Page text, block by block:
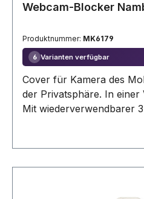
Webcam-Blocker
Produktnummer: MK6179
6 Varianten verfügbar
Cover für Kamera des
der Privatsphäre. In einer
Mit wiederverwendbarer